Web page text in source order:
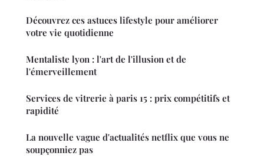
Découvrez ces astuces lifestyle pour améliorer
votre vie quotidienne
Mentaliste lyon : l'art de l'illusion et de
l'émerveillement
Services de vitrerie à paris 15 : prix compétitifs et
rapidité
La nouvelle vague d'actualités netflix que vous ne
soupçonniez pas